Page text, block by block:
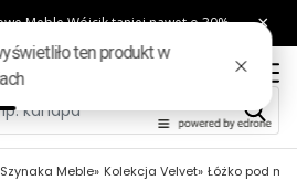
Szynaka Meble Kolekcja Velvet Łóżko pod